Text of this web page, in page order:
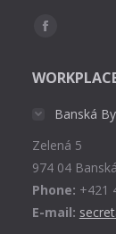
Find us on:
Facebook
opens
window
Banská
Zelená 5
974 04
Phone: +421
E-mail: